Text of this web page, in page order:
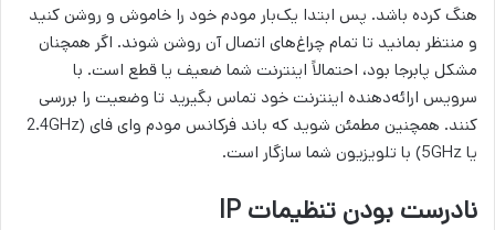
هنگ کرده باشد. پس ابتدا یک‌بار مودم خود را خاموش و روشن کنید
و منتظر بمانید تا تمام چراغ‌های اتصال آن روشن شوند. اگر همچنان
مشکل پابرجا بود، احتمالاً اینترنت شما ضعیف یا قطع است. با
سرویس ارائه‌دهنده اینترنت خود تماس بگیرید تا وضعیت را بررسی
کنند. همچنین مطمئن شوید که باند فرکانس مودم وای فای (2.4GHz
یا 5GHz) با تلویزیون شما سازگار است.
نادرست بودن تنظیمات IP